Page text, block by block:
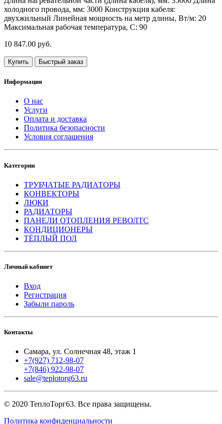
холодного провода, мм: 3000 Конструкция кабеля:
двухжильный Линейная мощность на метр длины, Вт/м: 20
Максимальная рабочая температура, С: 90
10 847.00 руб.
Купить Быстрый заказ
Информация
О нас
Услуги
Оплата и доставка
Политика безопасности
Условия соглашения
Категории
ТРУБЧАТЫЕ РАДИАТОРЫ
КОНВЕКТОРЫ
ЛЮКИ
РАДИАТОРЫ
ПАНЕЛИ ОТОПЛЕНИЯ РЕВОЛТС
КОНДИЦИОНЕРЫ
ТЁПЛЫЙ ПОЛ
Личный кабинет
Вход
Регистрация
Забыли пароль
Контакты
Самара, ул. Солнечная 48, этаж 1
+7(927) 712-98-07
+7(846) 922-98-07
sale@teplotorg63.ru
© 2020 ТеплоТорг63. Все права защищены.
Политика конфиденциальности